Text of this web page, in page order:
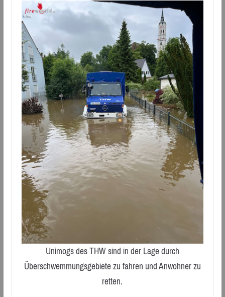
Unimogs des THW sind in der Lage durch
Überschwemmungsgebiete zu fahren und Anwohner zu
retten.